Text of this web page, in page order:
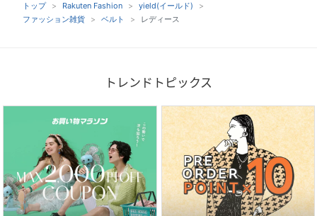
トップ Rakuten Fashion
yield(イールド)
ファッション雑貨
ベルト レディース
トレンドトピックス